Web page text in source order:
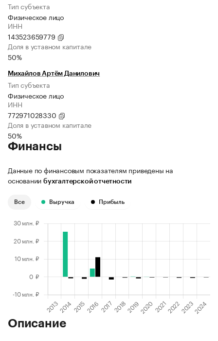
Тип субъекта
Физическое лицо
ИНН
143523659779
Доля в уставном капитале
50%
Михайлов Артём Данилович
Тип субъекта
Физическое лицо
ИНН
772971028330
Доля в уставном капитале
50%
Финансы
Данные по финансовым показателям приведены на
основании бухгалтерской отчетности
Все Выручка Прибыль
Описание